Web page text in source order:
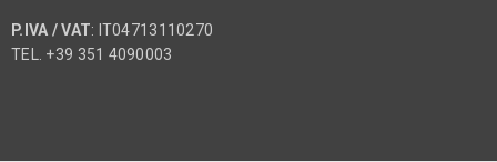
P.IVA / VAT: IT04713110270
TEL. +39 351 4090003